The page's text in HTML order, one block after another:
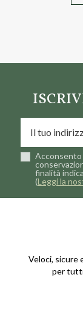
Acconsento
finalità
(Leggi la
Veloci, sicure
per tutti